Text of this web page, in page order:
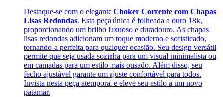
Destaque-se com o elegante Choker Corrente com Chapas
Lisas Redondas. Esta peça única é folheada a ouro 18k,
proporcionando um brilho luxuoso e duradouro. As chapas
lisas redondas adicionam um toque moderno e sofisticado,
tornando-a perfeita para qualquer ocasião. Seu design versátil
permite que seja usada sozinha para um visual minimalista ou
em camadas para um estilo mais ousado. Além disso, seu
fecho ajustável garante um ajuste confortável para todos.
Invista nesta peça atemporal e eleve seu estilo a um novo
patamar.